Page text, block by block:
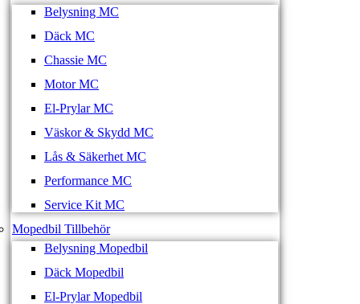
Belysning MC
Däck MC
Chassie MC
Motor MC
El-Prylar MC
Väskor & Skydd MC
Lås & Säkerhet MC
Performance MC
Service Kit MC
Mopedbil Tillbehör
Belysning Mopedbil
Däck Mopedbil
El-Prylar Mopedbil